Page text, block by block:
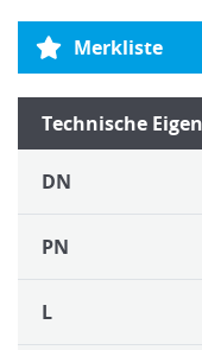
Merkliste
Technische
DN
PN
L